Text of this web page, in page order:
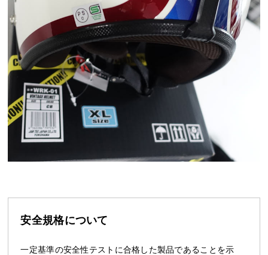
安全規格について
一定基準の安全性テストに合格した製品であることを示